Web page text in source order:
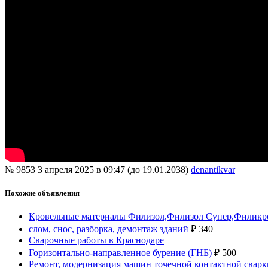
№ 9853 3 апреля 2025 в 09:47 (до 19.01.2038) denantikvar
Похожие объявления
Кровельные материалы Филизол,Филизол
слом, снос, разборка, демонтаж зданий ₽ 340
Cварочные работы в Краснодаре
Горизонтально-направленное бурение (ГНБ) ₽ 500
Ремонт, модернизация машин точечной контактной